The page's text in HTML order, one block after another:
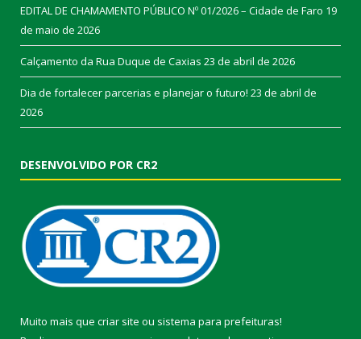
EDITAL DE CHAMAMENTO PÚBLICO Nº 01/2026 – Cidade de Faro 19
de maio de 2026
Calçamento da Rua Duque de Caxias 23 de abril de 2026
Dia de fortalecer parcerias e planejar o futuro! 23 de abril de
2026
DESENVOLVIDO POR CR2
Muito mais que criar site ou sistema para prefeituras!